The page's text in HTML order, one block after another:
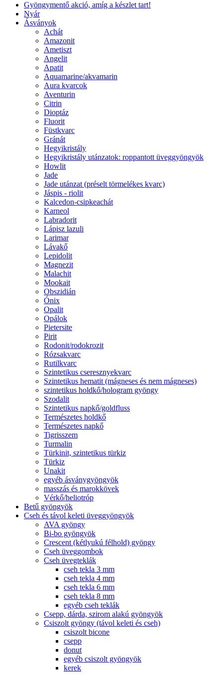
Gyöngymentő akció, amíg a készlet tart!
Nyár
Ásványok
Achát
Amazonit
Ametiszt
Angelit
Apatit
Aquamarine/akvamarin
Aura kvarcok
Aventurin
Citrin
Dioptáz
Fluorit
Füstkvarc
Gránát
Hegyikristály
Hegyikristály utánzatok: roppantott üveggyöngyök
Howlit
Jade
Jade utánzat (préselt törmelékes kvarc)
Jáspis - riolit
Kalcedon-csipkeachát
Karneol
Labradorit
Lápisz lazuli
Larimar
Lávakő
Lepidolit
Magnezit
Malachit
Mookait
Obszidián
Ónix
Opalit
Opálok
Pietersite
Pirit
Rodonit/rodokrozit
Rózsakvarc
Rutilkvarc
Szintetikus cseresznyekvarc
Szintetikus hematit (mágneses és nem mágneses)
szintetikus holdkő/hologram gyöngy
Szodalit
Szintetikus napkő/goldfluss
Természetes holdkő
Természetes napkő
Tigrisszem
Turmalin
Türkinit, szintetikus türkiz
Türkiz
Unakit
egyéb ásványgyöngyök
masszás és marokkövek
Vérkő/heliotróp
Betű gyöngyök
Cseh és távol keleti üveggyöngyök
AVA gyöngy
Bi-bo gyöngyök
Crescent (kétlyukú félhold) gyöngy
Cseh üveggombok
Cseh üvegteklák
cseh tekla 3 mm
cseh tekla 4 mm
cseh tekla 6 mm
cseh tekla 8 mm
egyéb cseh teklák
Csepp, dárda, szirom alakú gyöngyök
Csiszolt gyöngy (távol keleti és cseh)
csiszolt bicone
csepp
donut
egyéb csiszolt gyöngyök
kerek